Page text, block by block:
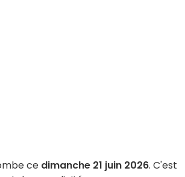
ce dimanche 21 juin 2026. C'est